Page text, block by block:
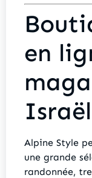
en
Israël
Alpine Style
une grande
randonnée,